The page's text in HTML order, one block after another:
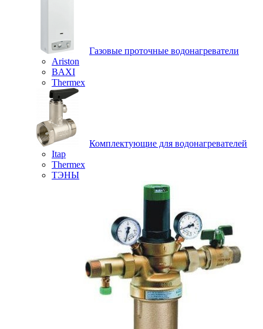
Газовые проточные водонагреватели
Ariston
BAXI
Thermex
Комплектующие для водонагревателей
Itap
Thermex
ТЭНЫ